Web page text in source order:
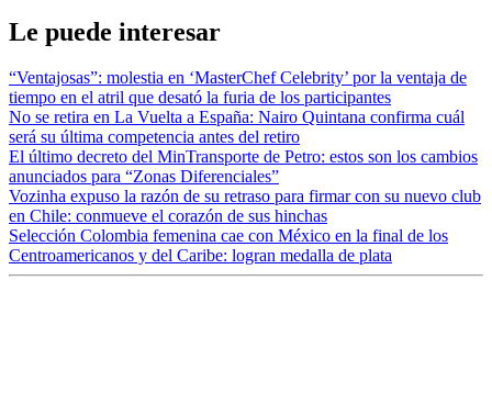
Le puede interesar
“Ventajosas”: molestia en ‘MasterChef Celebrity’ por la ventaja de
tiempo en el atril que desató la furia de los participantes
No se retira en La Vuelta a España: Nairo Quintana confirma cuál
será su última competencia antes del retiro
El último decreto del MinTransporte de Petro: estos son los cambios
anunciados para “Zonas Diferenciales”
Vozinha expuso la razón de su retraso para firmar con su nuevo club
en Chile: conmueve el corazón de sus hinchas
Selección Colombia femenina cae con México en la final de los
Centroamericanos y del Caribe: logran medalla de plata